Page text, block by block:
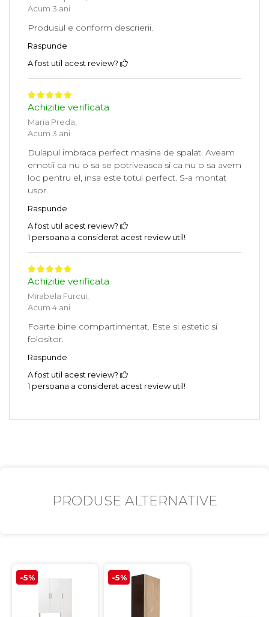
Acum 3 ani
Produsul e conform descrierii.
Raspunde
A fost util acest review?
Achizitie verificata
Maria Preda,
Acum 3 ani
Dulapul imbraca perfect masina de spalat. Aveam
emotii ca nu o sa se potriveasca si ca nu o sa avem
loc pentru el, insa este totul perfect. S-a montat
usor.
Raspunde
A fost util acest review?
1 persoana a considerat acest review util!
Achizitie verificata
Mirabela Furcui,
Acum 4 ani
Foarte bine compartimentat. Este si estetic si
folositor.
Raspunde
A fost util acest review?
1 persoana a considerat acest review util!
PRODUSE ALTERNATIVE
-5% -5%